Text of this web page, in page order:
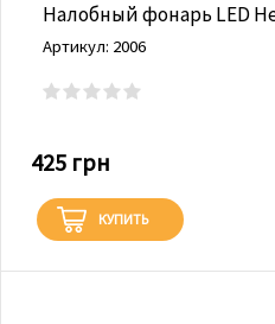
Налобный фонарь LED
Артикул: 2006
425 грн
КУПИТЬ